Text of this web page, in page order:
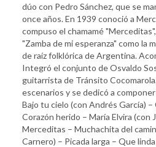
dúo con Pedro Sánchez, que se
once años. En 1939 conoció a
compuso el chamamé
"Zamba de mi esperanza" como la
de raíz folklórica de Argentina.
Integró el conjunto de Osvaldo
guitarrista de Tránsito
escenarios y se dedicó a
Bajo tu cielo (con Andrés García) –
Corazón herido – María Elvira (con
Merceditas – Muchachita del
Carnero) – Picada larga – Que